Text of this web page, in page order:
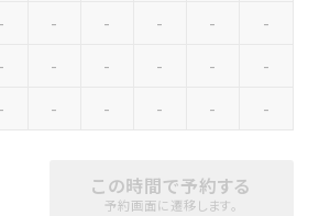
- - - - -
-
- - - - - -
- - - - - -
この時間で予約する
予約画面に遷移します。
※複数選択可能
控室あり